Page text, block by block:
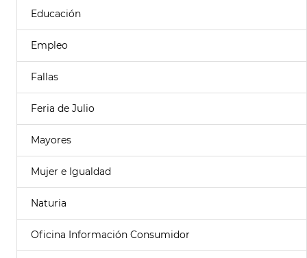
Educación
Empleo
Fallas
Feria de Julio
Mayores
Mujer e Igualdad
Naturia
Oficina Información Consumidor